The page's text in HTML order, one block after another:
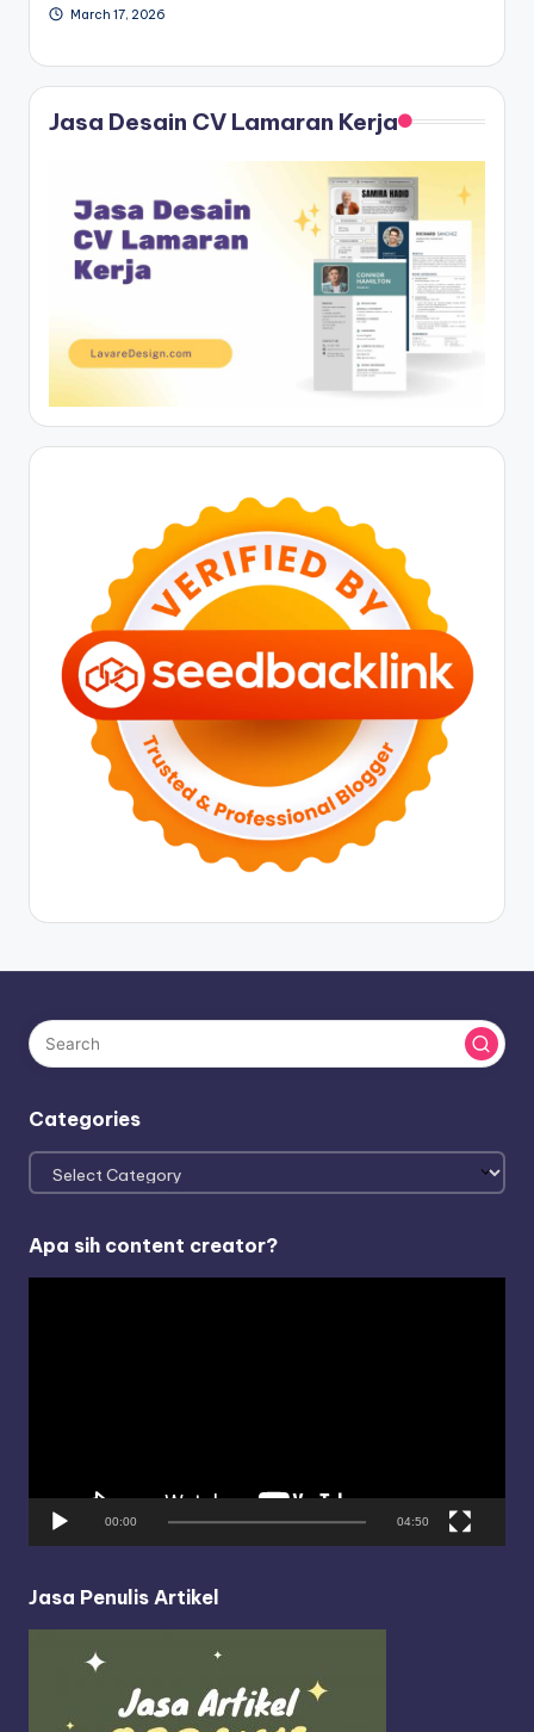
March 17, 2026
Jasa Desain CV Lamaran Kerja
Categories
Categories
Apa sih content creator?
00:00 04:50
Jasa Penulis Artikel